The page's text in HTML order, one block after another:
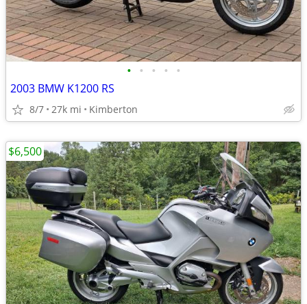
• • • • •
2003 BMW K1200 RS
8/7 27k mi Kimberton
$6,500